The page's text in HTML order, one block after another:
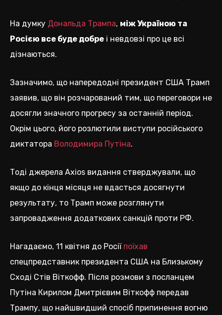
На думку Дональда Трампа, між Україною та
Росією все буде добре і невдовзі про це всі
дізнаються.
Зазначимо, що напередодні президент США Трамп
заявив, що він розчарований тим, що переговори не
досягли значного прогресу за останній період.
Окрім цього, його розлютили виступи російського
диктатора Володимира Путіна.
Тоді джерела Axios видання стверджували, що
якщо до кінця місяця не вдасться досягнути
результату, то Трамп може розглянути
запровадження додаткових санкцій проти РФ.
Нагадаємо, 11 квітня до Росії поїхав
спецпредставник президента США на Близькому
Сході Стів Віткофф. Після розмови з посланцем
Путіна Кирилом Дмитрієвим Віткофф передав
Трампу, що найшвидший спосіб припинення вогню